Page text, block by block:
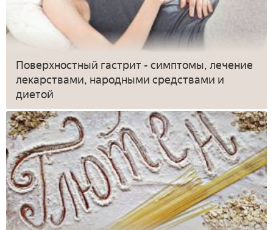
Поверхностный гастрит - симптомы, лечение
лекарствами, народными средствами и
диетой